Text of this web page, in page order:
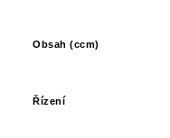
Obsah (ccm)
Řízení